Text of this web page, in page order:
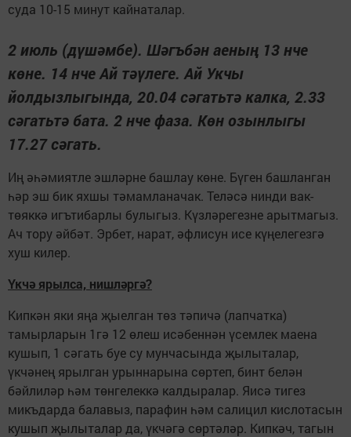
суда 10-15 минут кайнаталар.
2 июль (дүшәмбе). Шәгъбән аеның 13 нче
көне. 14 нче Ай тәүлеге. Ай Укчы
йолдызлыгында, 20.04 сәгатьтә калка, 2.33
сәгатьтә бата. 2 нче фаза. Көн озынлыгы
17.27 сәгать.
Иң әһәмиятле эшләрне башлау көне. Бүген башланган
һәр эш бик яхшы тәмамланачак. Теләсә нинди вак-
төяккә игътибарлы булыгыз. Күзләрегезне арытмагыз.
Ач тору әйбәт. Эрбет, нарат, әфлисун исе күңелегезгә
хуш килер.
Үкчә ярылса, нишләргә?
Кипкән яки яңа җыелган төз тәпичә (лапчатка)
тамырларын 1гә 12 өлеш исәбеннән үсемлек маена
кушып, 1 сәгать буе су мунчасында җылыталар,
үкчәнең ярылган урыннарына сөртеп, бинт белән
бәйлиләр һәм төнгелеккә калдыралар. Яисә тигез
микъдарда балавыз, парафин һәм салицил кислотасын
кушып җылыталар да, үкчәгә сөртәләр. Кипкәч, тагын